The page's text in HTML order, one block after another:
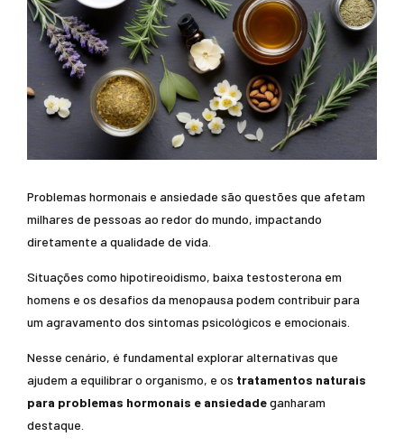
Problemas hormonais e ansiedade são questões que afetam
milhares de pessoas ao redor do mundo, impactando
diretamente a qualidade de vida.
Situações como hipotireoidismo, baixa testosterona em
homens e os desafios da menopausa podem contribuir para
um agravamento dos sintomas psicológicos e emocionais.
Nesse cenário, é fundamental explorar alternativas que
ajudem a equilibrar o organismo, e os tratamentos naturais
para problemas hormonais e ansiedadeganharam
destaque.